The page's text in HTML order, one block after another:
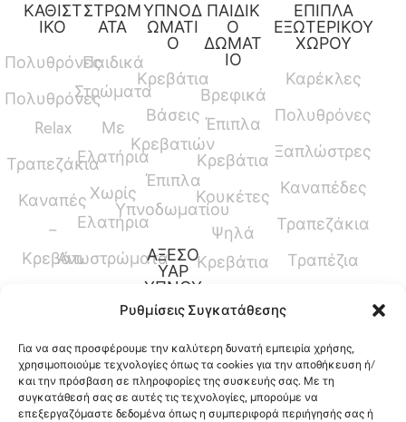
Ρυθμίσεις Συγκατάθεσης
Για να σας προσφέρουμε την καλύτερη δυνατή εμπειρία χρήσης,
χρησιμοποιούμε τεχνολογίες όπως τα cookies για την αποθήκευση ή/
και την πρόσβαση σε πληροφορίες της συσκευής σας. Με τη
συγκατάθεσή σας σε αυτές τις τεχνολογίες, μπορούμε να
επεξεργαζόμαστε δεδομένα όπως η συμπεριφορά περιήγησής σας ή
ΚΑΘΙΣΤ
ΙΚΟ
Πολυθρόνες
Πολυθρόνες
Relax
Τραπεζάκια
Καναπές
–
Κρεβάτι
ΣΤΡΩΜ
ΑΤΑ
Παιδικά
Στρώματα
Με
Ελατήρια
Χωρίς
Ελατήρια
Ανωστρώματα
ΥΠΝΟΔ
ΩΜΑΤΙ
Ο
Κρεβάτια
Βάσεις
Κρεβατιών
Έπιπλα
Υπνοδωματίου
ΑΞΕΣΟ
ΥΑΡ
ΥΠΝΟΥ
Παπλώματα
Μαξιλάρια
Προστατευτικά
ΠΑΙΔΙΚ
Ο
ΔΩΜΑΤ
ΙΟ
Βρεφικά
Έπιπλα
Κρεβάτια
Κουκέτες
Ψηλά
Κρεβάτια
Ύψους
Γραφεία
ΕΠΙΠΛΑ
ΕΞΩΤΕΡΙΚΟΥ
ΧΩΡΟΥ
Καρέκλες
Πολυθρόνες
Ξαπλώστρες
Καναπέδες
Τραπεζάκια
Τραπέζια